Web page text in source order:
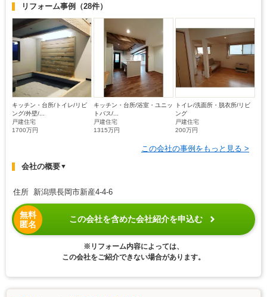
リフォーム事例 （28件）
キッチン・台所/トイレ/リビ
ング/外壁/...
戸建住宅
1700万円
キッチン・台所/浴室・ユニッ
トバス/...
戸建住宅
1315万円
トイレ/洗面所・脱衣所/リビ
ング
戸建住宅
200万円
この会社の事例をもっと見る >
会社の概要▼
住所 新潟県長岡市新産4-4-6
無料
匿名
この会社を含めた会社紹介を申込む
※リフォーム内容によっては、
この会社をご紹介できない場合があります。